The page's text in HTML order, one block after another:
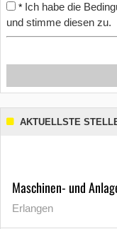
* Ich habe die
und stimme diesen zu.
AKTUELLSTE
Maschinen- und
Erlangen